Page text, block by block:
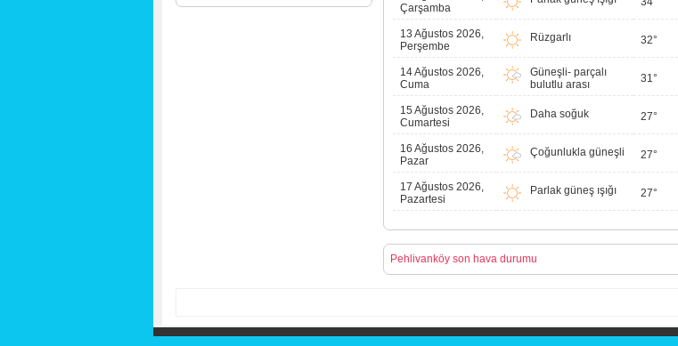
Çarşamba
13 Ağustos 2026,
Perşembe
Rüzgarlı 32°
14 Ağustos 2026,
Cuma
Güneşli- parçalı
bulutlu arası
31°
15 Ağustos 2026,
Cumartesi
Daha soğuk 27°
16 Ağustos 2026,
Pazar
Çoğunlukla güneşli 27°
17 Ağustos 2026,
Pazartesi
Parlak güneş ışığı 27°
Pehlivanköy son hava durumu